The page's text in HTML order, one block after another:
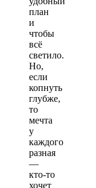
план
и
чтобы
всё
светило.
Но,
если
копнуть
глубже,
то
мечта
у
каждого
разная
—
кто-то
хочет